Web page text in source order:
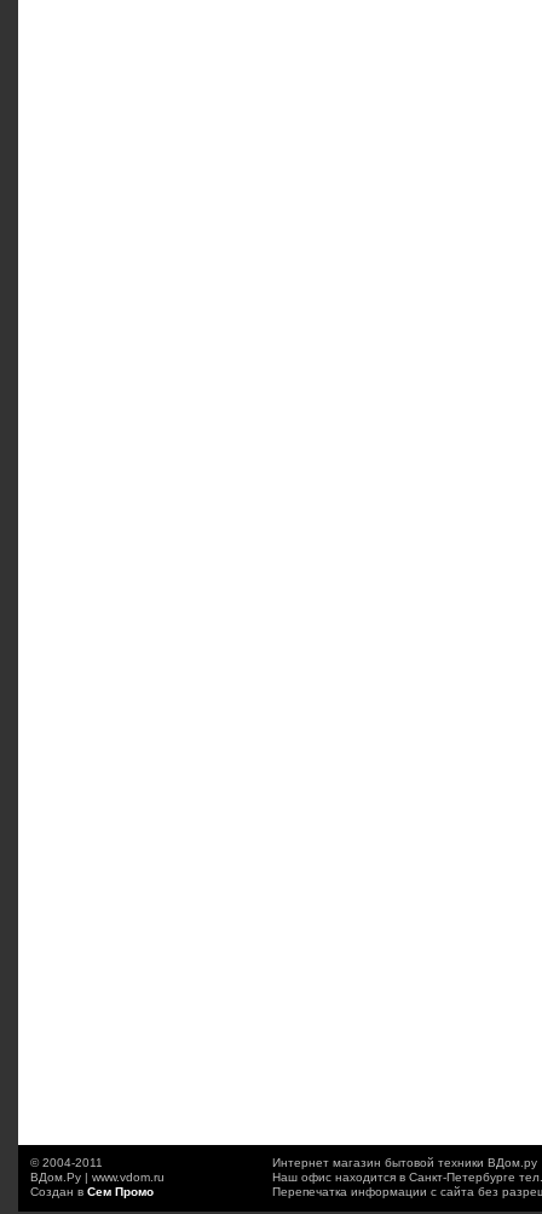
© 2004-2011
ВДом.Ру | www.vdom.ru
Создан в Сем Промо
Интернет магазин бытовой техники ВДом.ру
Наш офис находится в Санкт-Петербурге
Перепечатка информации с сайта без